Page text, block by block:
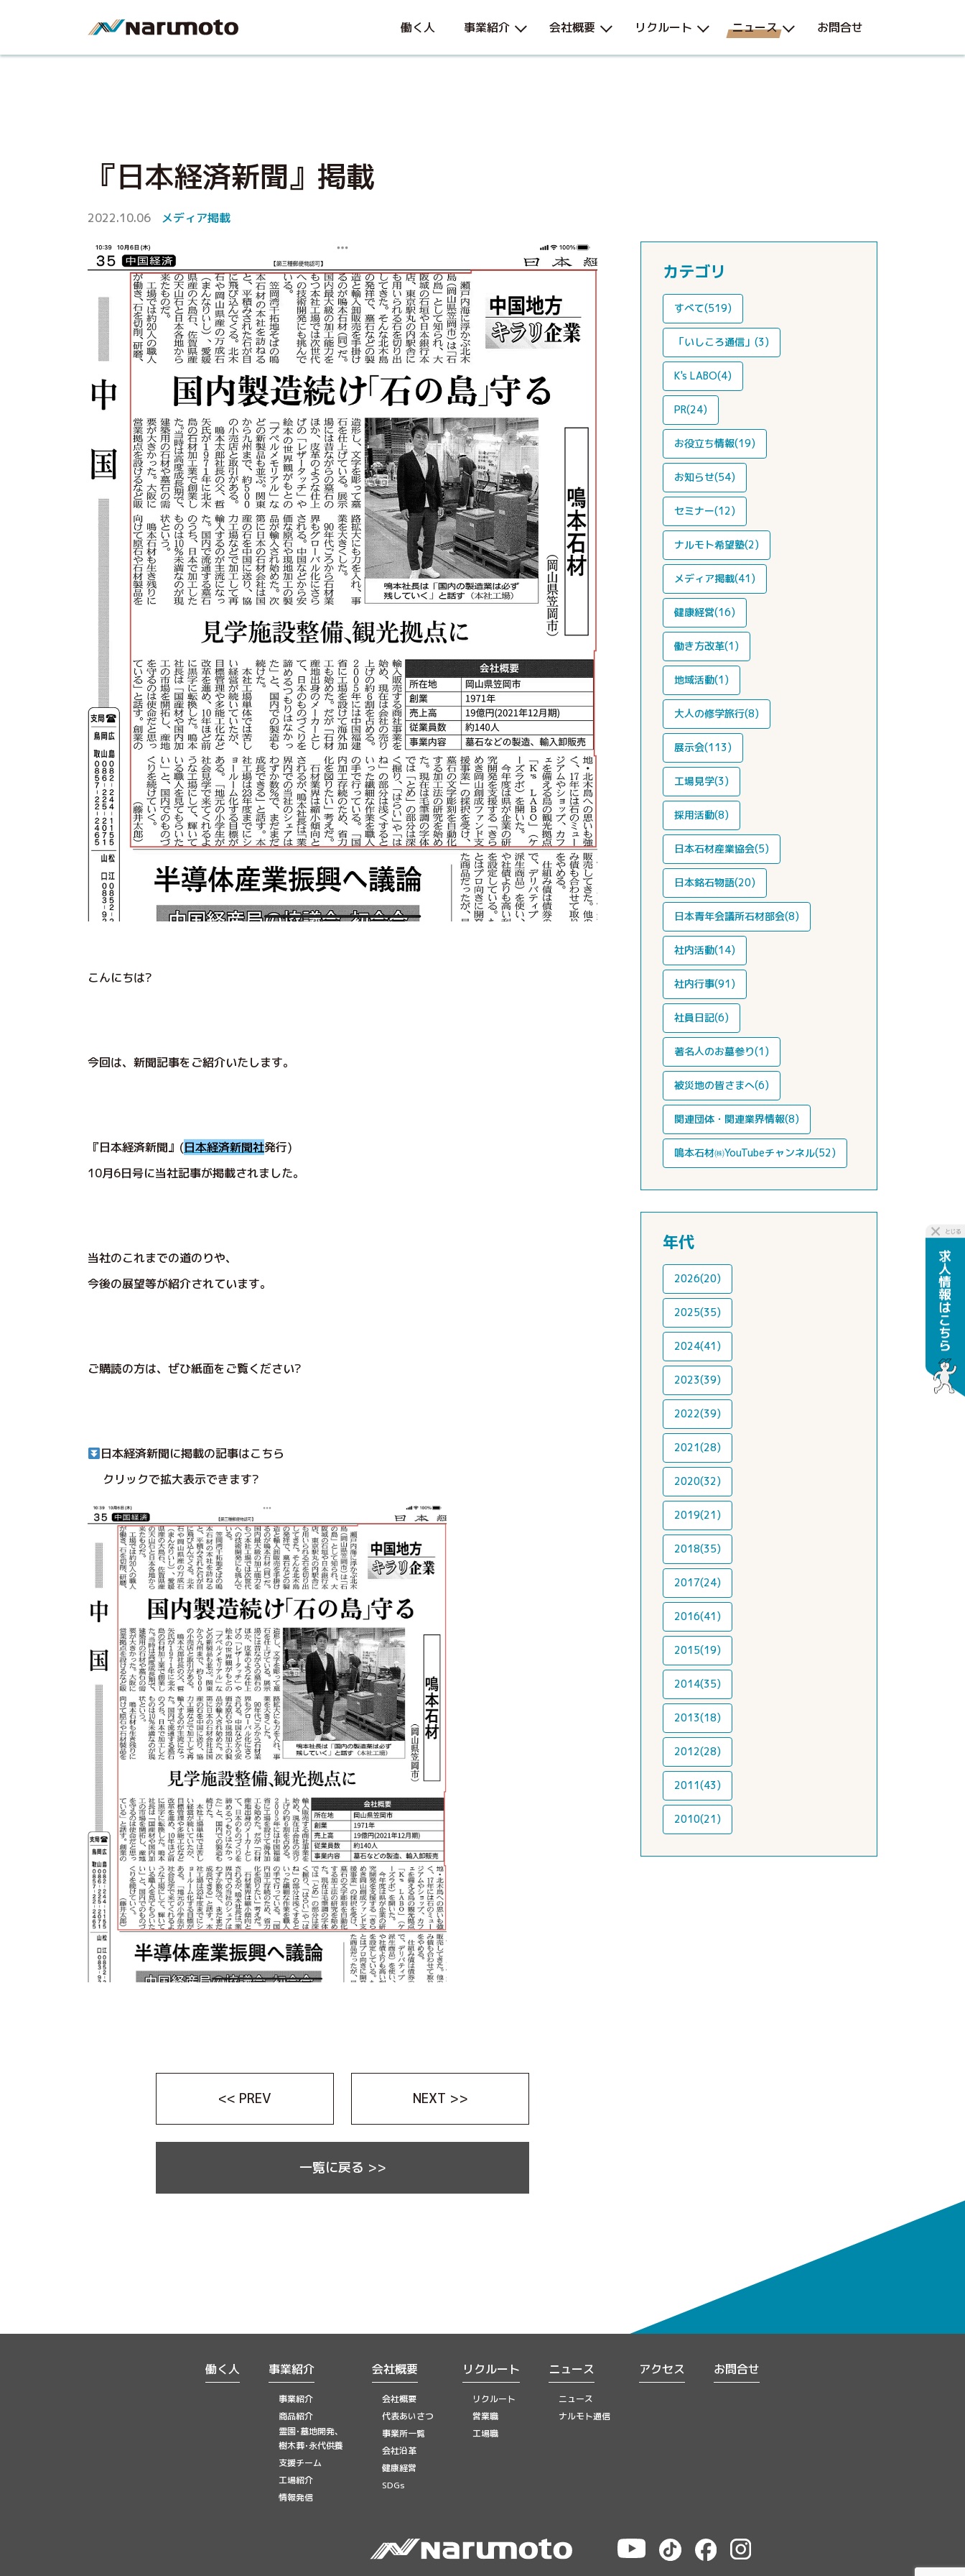
働く人 事業紹介 会社概要 リクルート ニュース お問合せ
『日本経済新聞』掲載
2022.10.06 メディア掲載
こんにちは?
今回は、新聞記事をご紹介いたします。
『日本経済新聞』(日本経済新聞社発行)
10月6日号に当社記事が掲載されました。
当社のこれまでの道のりや、
今後の展望等が紹介されています。
ご購読の方は、ぜひ紙面をご覧ください?
日本経済新聞に掲載の記事はこちら
クリックで拡大表示できます?
<< PREV NEXT >>
一覧に戻る >>
カテゴリ
すべて(519)
「いしころ通信」(3)
K's LABO(4)
PR(24)
お役立ち情報(19)
お知らせ(54)
セミナー(12)
ナルモト希望塾(2)
メディア掲載(41)
健康経営(16)
働き方改革(1)
地域活動(1)
大人の修学旅行(8)
展示会(113)
工場見学(3)
採用活動(8)
日本石材産業協会(5)
日本銘石物語(20)
日本青年会議所石材部会(8)
社内活動(14)
社内行事(91)
社員日記(6)
著名人のお墓参り(1)
被災地の皆さまへ(6)
関連団体・関連業界情報(8)
鳴本石材㈱YouTubeチャンネル(52)
年代
2026(20)
2025(35)
2024(41)
2023(39)
2022(39)
2021(28)
2020(32)
2019(21)
2018(35)
2017(24)
2016(41)
2015(19)
2014(35)
2013(18)
2012(28)
2011(43)
2010(21)
働く人 事業紹介
事業紹介
商品紹介
霊園･墓地開発、
樹木葬･永代供養
支援チーム
工場紹介
情報発信
会社概要
会社概要
代表あいさつ
事業所一覧
会社沿革
健康経営
SDGs
リクルート
リクルート
営業職
工場職
ニュース
ニュース
ナルモト通信
アクセス お問合せ